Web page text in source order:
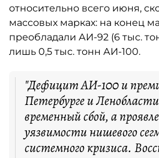
относительно всего июня,
массовых марках: на конец
преобладали АИ-92 (6 тыс.
лишь 0,5 тыс. тонн АИ-100.
"Дефицит АИ-100 и
Петербурге и
временный сбой, а
уязвимости нишевого
системного кризиса.